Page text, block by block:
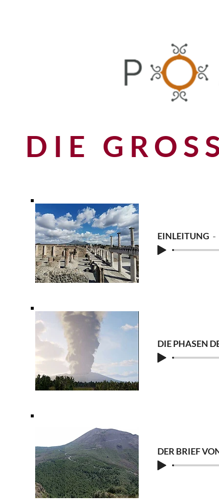
DIE
EINLEITUNG
DIE PHASEN
DER BRIEF